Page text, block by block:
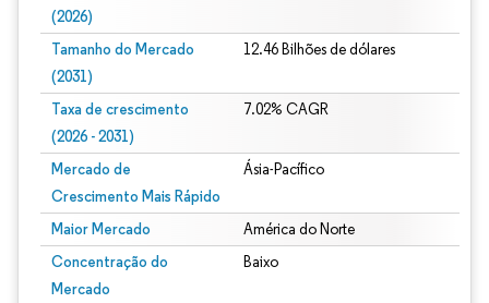
(2026)
Tamanho do Mercado
(2031)
12.46 Bilhões de dólares
Taxa de crescimento
(2026 - 2031)
7.02% CAGR
Mercado de
Crescimento Mais Rápido
Ásia-Pacífico
Maior Mercado América do Norte
Concentração do
Mercado
Baixo